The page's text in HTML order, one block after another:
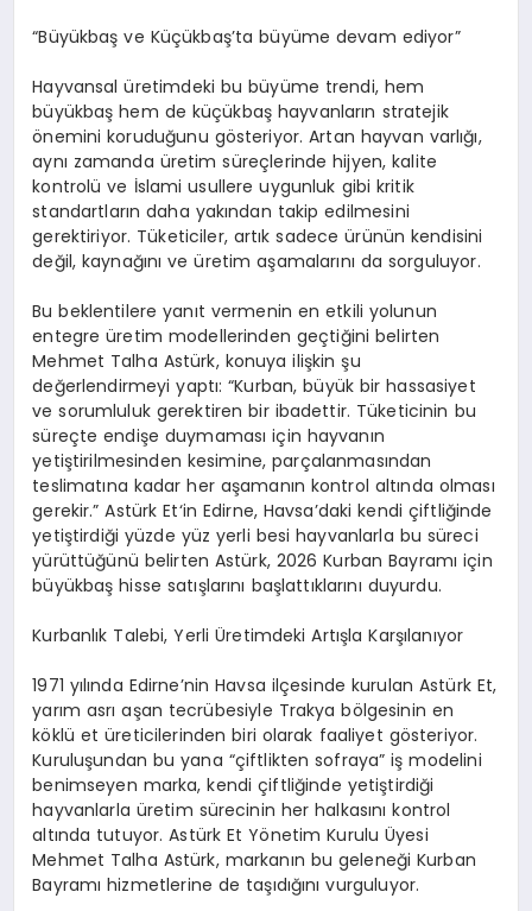
“Büyükbaş ve Küçükbaş’ta büyüme devam ediyor”
Hayvansal üretimdeki bu büyüme trendi, hem
büyükbaş hem de küçükbaş hayvanların stratejik
önemini koruduğunu gösteriyor. Artan hayvan varlığı,
aynı zamanda üretim süreçlerinde hijyen, kalite
kontrolü ve İslami usullere uygunluk gibi kritik
standartların daha yakından takip edilmesini
gerektiriyor. Tüketiciler, artık sadece ürünün kendisini
değil, kaynağını ve üretim aşamalarını da sorguluyor.
Bu beklentilere yanıt vermenin en etkili yolunun
entegre üretim modellerinden geçtiğini belirten
Mehmet Talha Astürk, konuya ilişkin şu
değerlendirmeyi yaptı: “Kurban, büyük bir hassasiyet
ve sorumluluk gerektiren bir ibadettir. Tüketicinin bu
süreçte endişe duymaması için hayvanın
yetiştirilmesinden kesimine, parçalanmasından
teslimatına kadar her aşamanın kontrol altında olması
gerekir.”Astürk Et‘in Edirne, Havsa’daki kendi çiftliğinde
yetiştirdiği yüzde yüz yerli besi hayvanlarla bu süreci
yürüttüğünü belirten Astürk, 2026 Kurban Bayramı için
büyükbaş hisse satışlarını başlattıklarını duyurdu.
Kurbanlık Talebi, Yerli Üretimdeki Artışla Karşılanıyor
1971 yılında Edirne’nin Havsa ilçesinde kurulan Astürk Et,
yarım asrı aşan tecrübesiyle Trakya bölgesinin en
köklü et üreticilerinden biri olarak faaliyet gösteriyor.
Kuruluşundan bu yana “çiftlikten sofraya” iş modelini
benimseyen marka, kendi çiftliğinde yetiştirdiği
hayvanlarla üretim sürecinin her halkasını kontrol
altında tutuyor.Astürk Et Yönetim Kurulu Üyesi
Mehmet Talha Astürk, markanın bu geleneği Kurban
Bayramı hizmetlerine de taşıdığını vurguluyor.